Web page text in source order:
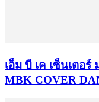
เอ็ม บี เค เซ็นเตอ
MBK COVER